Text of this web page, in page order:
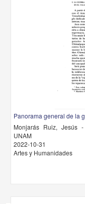
Panorama general de la
Monjarás Ruiz, Jesús
UNAM
2022-10-31
Artes y Humanidades